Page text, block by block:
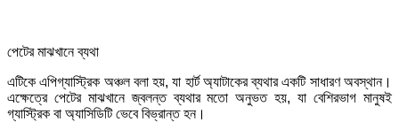
পেটের মাঝখানে ব্যথা
এটিকে এপিগ্যাস্ট্রিক অঞ্চল বলা হয়, যা হার্ট অ্যাটাকের ব্যথার একটি সাধারণ অবস্থান।
এক্ষেত্রে পেটের মাঝখানে জ্বলন্ত ব্যথার মতো অনুভত হয়, যা বেশিরভাগ মানুষই
গ্যাস্ট্রিক বা অ্যাসিডিটি ভেবে বিভ্রান্ত হন।